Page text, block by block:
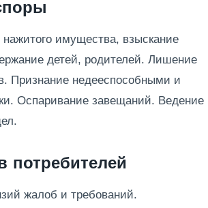
нажитого имущества, взыскание
детей, родителей. Лишение
Признание недееспособными и
Оспаривание завещаний. Ведение
потребителей
жалоб и требований.